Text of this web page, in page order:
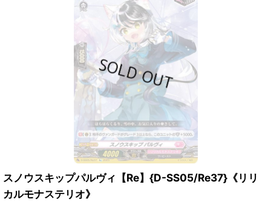
スノウスキップパルヴィ【Re】{D-SS05/Re37}《リリ
カルモナステリオ》